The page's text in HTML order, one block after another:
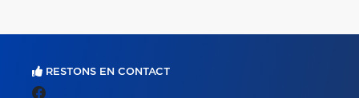
RESTONS EN CONTACT